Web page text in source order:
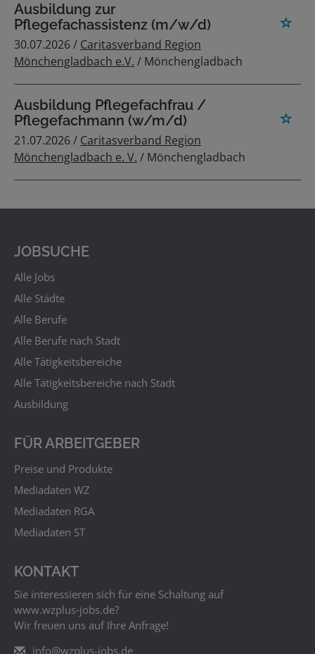
Ausbildung zur
Pflegefachassistenz (m/w/d)
30.07.2026 / Caritasverband Region
Mönchengladbach e.V. / Mönchengladbach
Ausbildung Pflegefachfrau /
Pflegefachmann (w/m/d)
21.07.2026 / Caritasverband Region
Mönchengladbach e. V. / Mönchengladbach
JOBSUCHE
Alle Jobs
Alle Städte
Alle Berufe
Alle Berufe nach Stadt
Alle Tätigkeitsbereiche
Alle Tätigkeitsbereiche nach Stadt
Ausbildung
FÜR ARBEITGEBER
Preise und Produkte
Mediadaten WZ
Mediadaten RGA
Mediadaten ST
KONTAKT
Sie interessieren sich für eine Schaltung auf
www.wzplus‑jobs.de?
Wir freuen uns auf Ihre Anfrage!
info@wzplus-jobs.de